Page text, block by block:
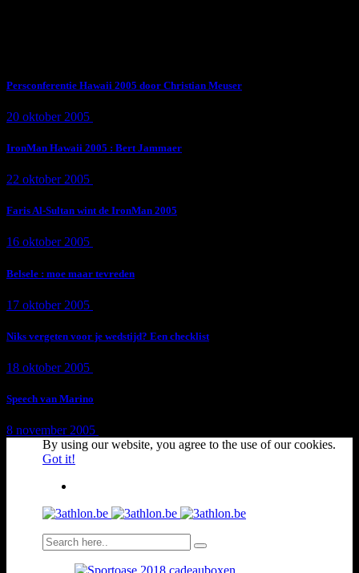
Persconferentie Hawaii 2005 door Christian Meuser
20 oktober 2005
IronMan Hawaii 2005 : Bert Jammaer
22 oktober 2005
Faris Al-Sultan wint de IronMan 2005
16 oktober 2005
Belsele : moe maar tevreden
17 oktober 2005
Niks vergeten voor je wedstijd? Een checklist
18 oktober 2005
Speech van Marino
8 november 2005
By using our website, you agree to the use of our cookies.
Got it!